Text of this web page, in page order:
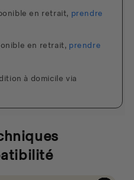
en retrait, prendre
en retrait, prendre
à domicile via